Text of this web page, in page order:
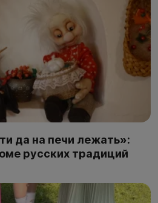
да на печи лежать»:
русских традиций